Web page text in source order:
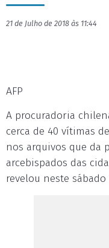
21 de Julho de 2018 às 11:44
AFP
A procuradoria
cerca de 40 vítimas
nos arquivos que da
arcebispados das
revelou neste